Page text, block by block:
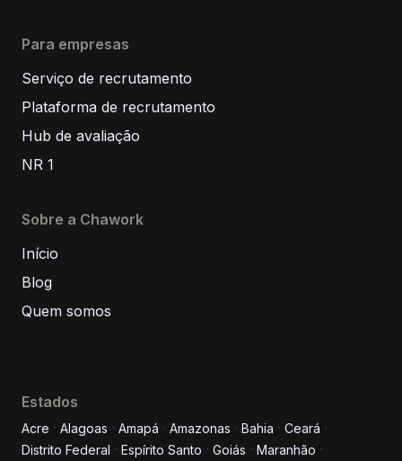
Para empresas
Serviço de recrutamento
Plataforma de recrutamento
Hub de avaliação
NR 1
Sobre a Chawork
Início
Blog
Quem somos
Estados
Acre Alagoas Amapá Amazonas Bahia
Ceará
Distrito Federal
Espírito Santo Goiás Maranhão